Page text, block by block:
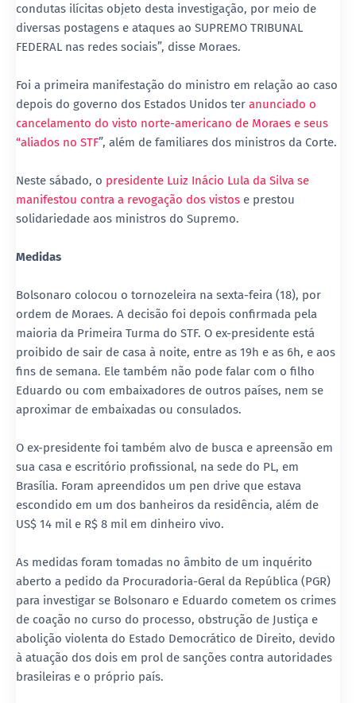
condutas ilícitas objeto desta investigação, por meio de
diversas postagens e ataques ao SUPREMO TRIBUNAL
FEDERAL nas redes sociais”, disse Moraes.
Foi a primeira manifestação do ministro em relação ao caso
depois do governo dos Estados Unidos ter anunciado o
cancelamento do visto norte-americano de Moraes e seus
“aliados no STF”, além de familiares dos ministros da Corte.
Neste sábado, o presidente Luiz Inácio Lula da Silva se
manifestou contra a revogação dos vistos e prestou
solidariedade aos ministros do Supremo.
Medidas
Bolsonaro colocou o tornozeleira na sexta-feira (18), por
ordem de Moraes. A decisão foi depois confirmada pela
maioria da Primeira Turma do STF. O ex-presidente está
proibido de sair de casa à noite, entre as 19h e as 6h, e aos
fins de semana. Ele também não pode falar com o filho
Eduardo ou com embaixadores de outros países, nem se
aproximar de embaixadas ou consulados.
O ex-presidente foi também alvo de busca e apreensão em
sua casa e escritório profissional, na sede do PL, em
Brasília. Foram apreendidos um pen drive que estava
escondido em um dos banheiros da residência, além de
US$ 14 mil e R$ 8 mil em dinheiro vivo.
As medidas foram tomadas no âmbito de um inquérito
aberto a pedido da Procuradoria-Geral da República (PGR)
para investigar se Bolsonaro e Eduardo cometem os crimes
de coação no curso do processo, obstrução de Justiça e
abolição violenta do Estado Democrático de Direito, devido
à atuação dos dois em prol de sanções contra autoridades
brasileiras e o próprio país.